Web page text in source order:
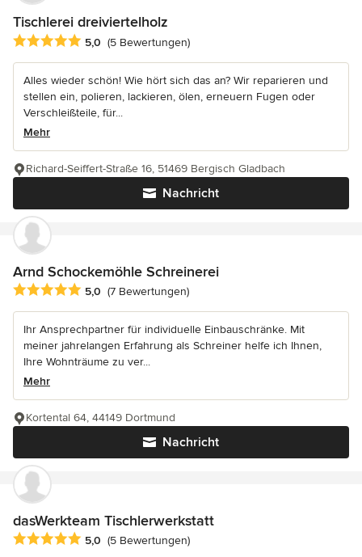
Tischlerei dreiviertelholz
Durchschnittliche Bewertung: 5 von 5 Sternen
5,0 (5 Bewertungen)
Alles wieder schön! Wie hört sich das an? Wir reparieren und
stellen ein, polieren, lackieren, ölen, erneuern Fugen oder
Verschleißteile, für...
Mehr
Nachricht
Richard-Seiffert-Straße 16, 51469 Bergisch Gladbach
Arnd Schockemöhle Schreinerei
Durchschnittliche Bewertung: 5 von 5 Sternen
5,0 (7 Bewertungen)
Ihr Ansprechpartner für individuelle Einbauschränke. Mit
meiner jahrelangen Erfahrung als Schreiner helfe ich Ihnen,
Ihre Wohnträume zu ver...
Mehr
Nachricht
Kortental 64, 44149 Dortmund
dasWerkteam Tischlerwerkstatt
Durchschnittliche Bewertung: 5 von 5 Sternen
5,0 (5 Bewertungen)